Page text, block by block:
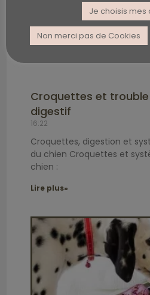
Croquettes et
digestif
16:22
Croquettes, digestion et
du chien Croquettes et
chien :
Lire plus»
Je choisis mes
Non merci pas de Cookies